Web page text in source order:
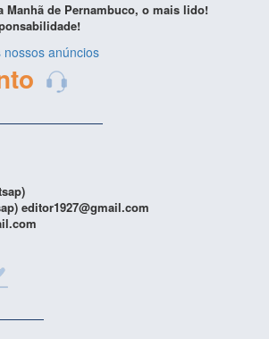
Manhã de Pernambuco, o mais lido!
anúncios
editor1927@gmail.com